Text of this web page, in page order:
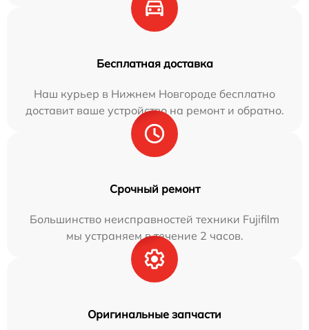
Бесплатная доставка
Наш курьер в Нижнем Новгороде бесплатно
доставит ваше устройство на ремонт и обратно.
Срочный ремонт
Большинство неисправностей техники Fujifilm
мы устраняем в течение 2 часов.
Оригинальные запчасти